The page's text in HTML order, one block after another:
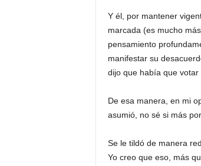
Y él, por mantener
marcada (es mucho
pensamiento
manifestar su
dijo que había que votar
De esa manera, en mi
asumió, no sé si más
Se le tildó de manera
Yo creo que eso, más